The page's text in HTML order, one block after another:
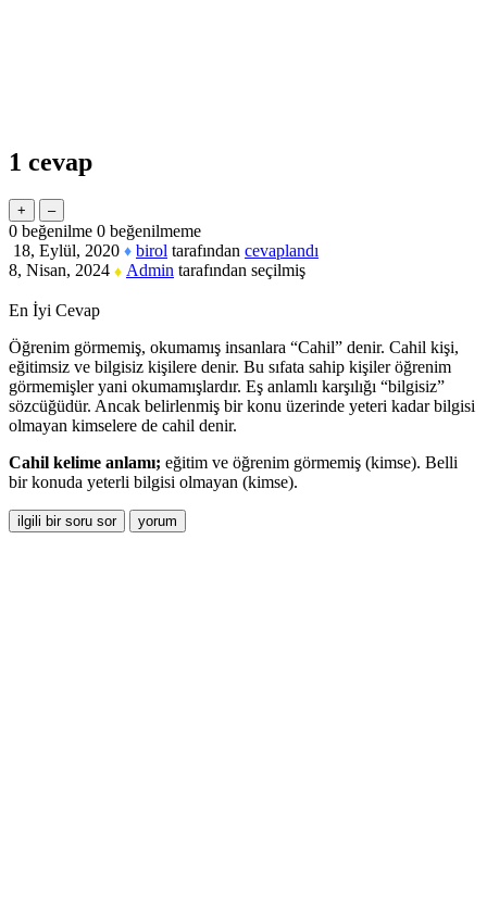
1 cevap
0 beğenilme 0 beğenilmeme
18, Eylül, 2020 ♦ birol tarafından cevaplandı
8, Nisan, 2024 ♦ Admin tarafından seçilmiş
En İyi Cevap
Öğrenim görmemiş, okumamış insanlara “Cahil” denir. Cahil kişi,
eğitimsiz ve bilgisiz kişilere denir. Bu sıfata sahip kişiler öğrenim
görmemişler yani okumamışlardır. Eş anlamlı karşılığı “bilgisiz”
sözcüğüdür. Ancak belirlenmiş bir konu üzerinde yeteri kadar bilgisi
olmayan kimselere de cahil denir.
Cahil kelime anlamı; eğitim ve öğrenim görmemiş (kimse). Belli
bir konuda yeterli bilgisi olmayan (kimse).